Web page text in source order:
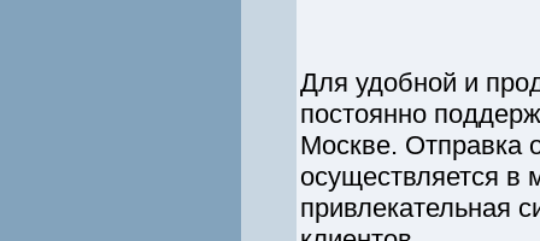
Для удобной и
постоянно
Москве. Отправка
осуществляется в
привлекательная